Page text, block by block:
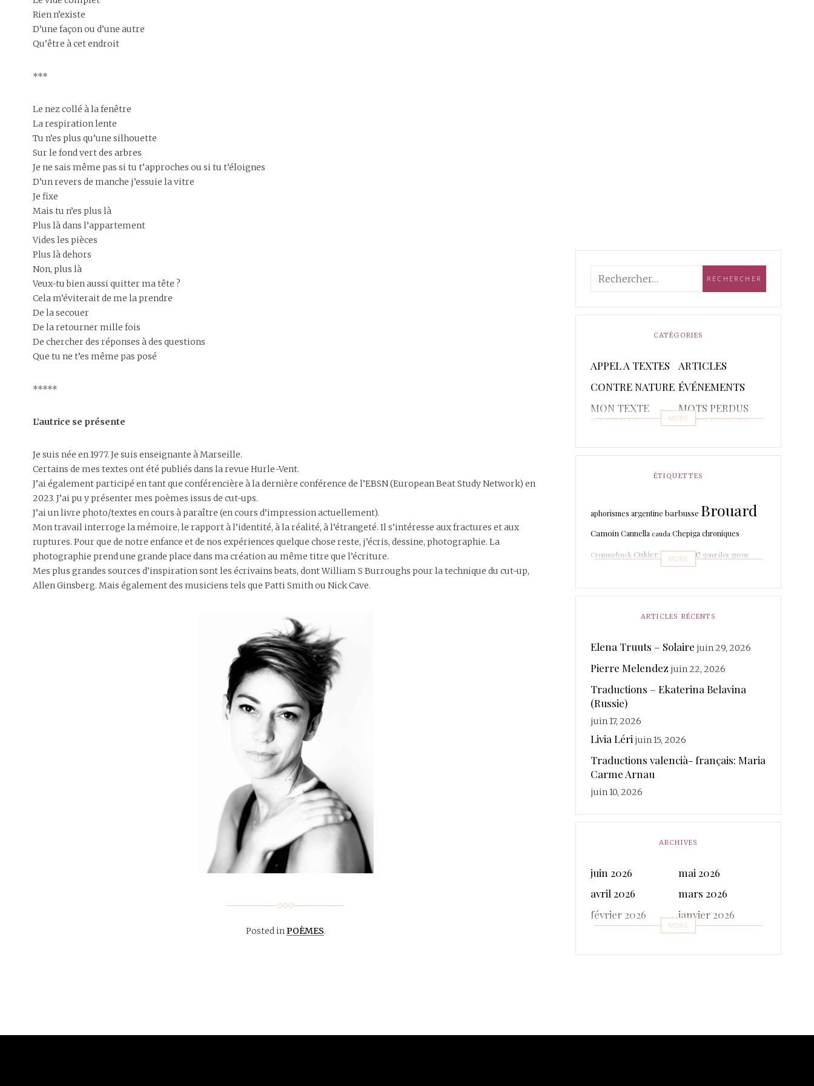
Rien n’existe
D’une façon ou d’une autre
Qu’être à cet endroit
***
Le nez collé à la fenêtre
La respiration lente
Tu n’es plus qu’une silhouette
Sur le fond vert des arbres
Je ne sais même pas si tu t’approches ou si tu t’éloignes
D’un revers de manche j’essuie la vitre
Je fixe
Mais tu n’es plus là
Plus là dans l’appartement
Vides les pièces
Plus là dehors
Non, plus là
Veux-tu bien aussi quitter ma tête ?
Cela m’éviterait de me la prendre
De la secouer
De la retourner mille fois
De chercher des réponses à des questions
Que tu ne t’es même pas posé
*****
L’autrice se présente
Je suis née en 1977. Je suis enseignante à Marseille.
Certains de mes textes ont été publiés dans la revue Hurle-Vent.
J’ai également participé en tant que conférencière à la dernière conférence de l’EBSN (European Beat Study Network) en
2023. J’ai pu y présenter mes poèmes issus de cut-ups.
J’ai un livre photo/textes en cours à paraître (en cours d’impression actuellement).
Mon travail interroge la mémoire, le rapport à l’identité, à la réalité, à l’étrangeté. Il s’intéresse aux fractures et aux
ruptures. Pour que de notre enfance et de nos expériences quelque chose reste, j’écris, dessine, photographie. La
photographie prend une grande place dans ma création au même titre que l’écriture.
Mes plus grandes sources d’inspiration sont les écrivains beats, dont William S Burroughs pour la technique du cut-up,
Allen Ginsberg. Mais également des musiciens tels que Patti Smith ou Nick Cave.
Posted in POÈMES.
CATÉGORIES
APPEL A TEXTES
ARTICLES
CONTRE NATURE ÉVÉNEMENTS
MON TEXTE
N'EST PAS
MOTS PERDUS
MOTS FORGES
POÈMES
PONCTUAIRE
RAPSODIES ET
RÉCITS
TRADUCTIONS
MORE
ÉTIQUETTES
aphorismes argentine barbusse Brouard
Camoin Cannella cauda Chepiga chroniques
Crommelynck Cukier espagne gonzález guyon
Marrodan
Paisantphotographies Poésiequintuor
RateauReal Rivière Kéraval
Rosin Ruhaud
valencià vanderplancke
MORE
ARTICLES RÉCENTS
Elena Truuts – Solaire juin 29, 2026
Pierre Melendez juin 22, 2026
Traductions – Ekaterina Belavina
(Russie)
juin 17, 2026
Livia Léri juin 15, 2026
Traductions valencià- français: Maria
Carme Arnau
juin 10, 2026
ARCHIVES
juin 2026
mai 2026
avril 2026
mars 2026
février 2026
janvier 2026
décembre 2025
novembre 2025
octobre 2025
septembre 2025
MORE